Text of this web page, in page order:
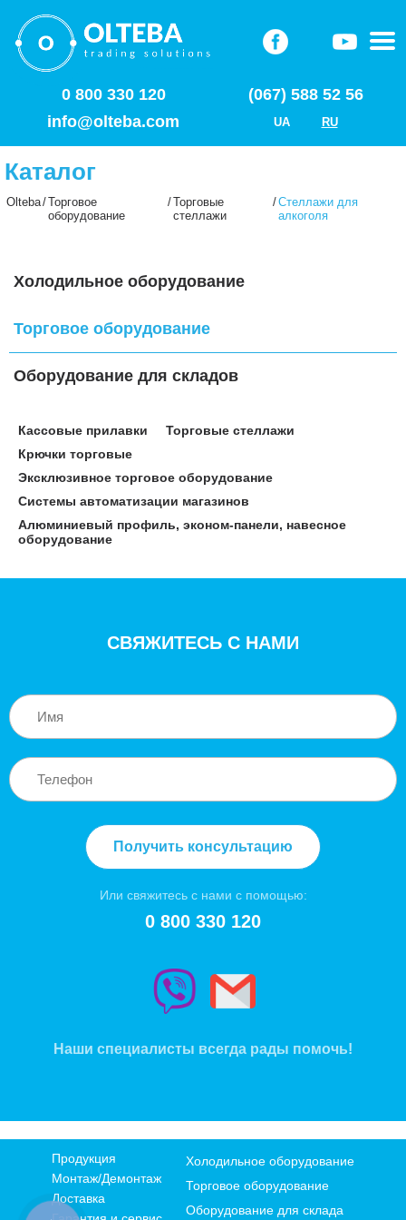
0 800 330 120
(067) 588 52 56
info@olteba.com
UA RU
Каталог
Olteba/Торговое
оборудование
/Торговые
стеллажи
/Стеллажи для
алкоголя
Холодильное оборудование
Торговое оборудование
Оборудование для складов
Кассовые прилавки
Торговые стеллажи
Крючки торговые
Эксклюзивное торговое оборудование
Системы автоматизации магазинов
Алюминиевый профиль, эконом-панели, навесное
оборудование
СВЯЖИТЕСЬ С НАМИ
Получить консультацию
Или свяжитесь с нами с помощью:
0 800 330 120
Наши специалисты всегда рады помочь!
Продукция
Монтаж/Демонтаж
Доставка
Холодильное оборудование
Торговое оборудование
Оборудование для склада